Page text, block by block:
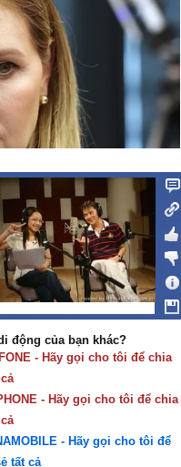
di động của bạn khác?
- Hãy gọi cho tôi để chia
- Hãy gọi cho tôi để chia
- Hãy gọi cho tôi để
tất cả